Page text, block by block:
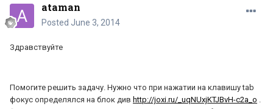
ataman
Posted June 3, 2014
Здравствуйте
Помогите решить задачу. Нужно что при нажатии на клавишу tab
фокус определялся на блок див http://joxi.ru/_uqNUxjKTJBvH-c2a_o .